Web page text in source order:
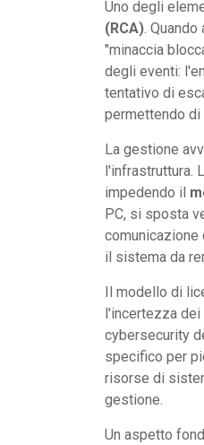
Uno degli
(RCA).
"minaccia
degli eventi:
tentativo di
permettendo di
La gestione
l'infrastruttura.
impedendo il
PC, si sposta
il sistema da
Il modello di
l'incertezza
cybersecurity
specifico per
risorse di
gestione.
Un aspetto